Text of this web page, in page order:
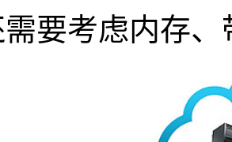
需要考虑内存